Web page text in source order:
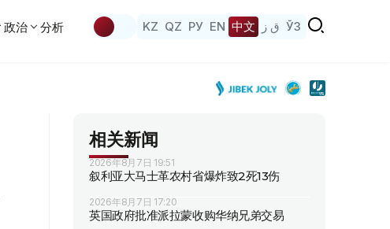
政治 分析 KZ QZ РУ EN 中文 ق ز ЎЗ
相关新闻
2026年8月7日 19:51
叙利亚大马士革农村省爆炸致2死13伤
2026年8月7日 17:20
英国政府批准派拉蒙收购华纳兄弟交易